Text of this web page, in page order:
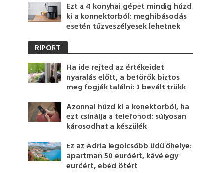
Ezt a 4 konyhai gépet mindig húzd
ki a konnektorból: meghibásodás
esetén tűzveszélyesek lehetnek
RIPORT
Ha ide rejted az értékeidet
nyaralás előtt, a betörők biztos
meg fogják találni: 3 bevált trükk
Azonnal húzd ki a konektorból, ha
ezt csinálja a telefonod: súlyosan
károsodhat a készülék
Ez az Adria legolcsóbb üdülőhelye:
apartman 50 euróért, kávé egy
euróért, ebéd ötért